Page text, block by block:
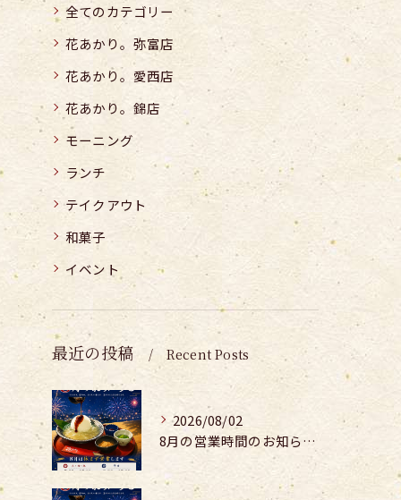
全てのカテゴリー
花あかり。弥富店
花あかり。愛西店
花あかり。錦店
モーニング
ランチ
テイクアウト
和菓子
イベント
最近の投稿 Recent Posts
2026/08/02
8月の営業時間のお知らせ𓂃𓂂𖡼.𖤣𖥧𓈒◌܀